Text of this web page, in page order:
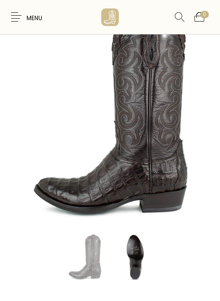
MENU 0
HOMME
WESTERN &
COUNTRY
ACCESSOIRES CEINTURES CARTES CADEAUX